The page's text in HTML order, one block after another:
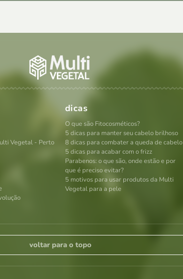
Vegetal - Perto
dicas
O que são Fitocosméticos?
5 dicas para manter seu cabelo brilhoso
8 dicas para combater a queda de cabelo
5 dicas para acabar com o frizz
Parabenos: o que são, onde estão e por
que é preciso evitar?
5 motivos para usar produtos da Multi
Vegetal para a pele
voltar para o topo